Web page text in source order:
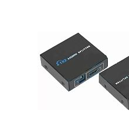
Сравнение
В избранное